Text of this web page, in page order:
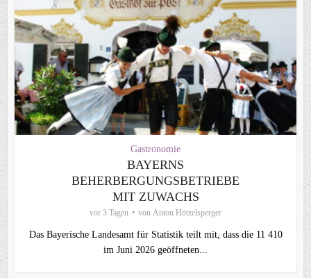
Gastronomie
BAYERNS
BEHERBERGUNGSBETRIEBE
MIT ZUWACHS
vor 3 Tagen von Anton Hötzelsperger
Das Bayerische Landesamt für Statistik teilt mit, dass die 11 410
im Juni 2026 geöffneten...